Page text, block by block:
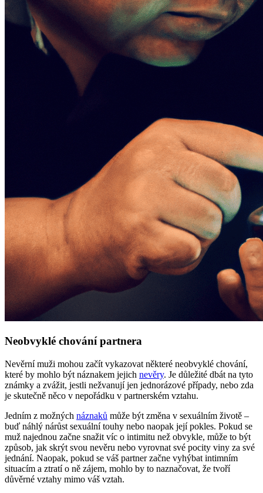
Neobvyklé chování partnera
Nevěrní muži mohou začít vykazovat některé neobvyklé chování,
které by mohlo být náznakem jejich nevěry. Je důležité dbát na tyto
známky a zvážit, jestli nežvanují jen jednorázové případy, nebo zda
je skutečně něco v nepořádku v partnerském vztahu.
Jedním z možných náznaků může být změna v sexuálním životě –
buď náhlý nárůst sexuální touhy nebo naopak její pokles. Pokud se
muž najednou začne snažit víc o intimitu než obvykle, může to být
způsob, jak skrýt svou nevěru nebo vyrovnat své pocity viny za své
jednání. Naopak, pokud se váš partner začne vyhýbat intimním
situacím a ztratí o ně zájem, mohlo by to naznačovat, že tvoří
důvěrné vztahy mimo váš vztah.